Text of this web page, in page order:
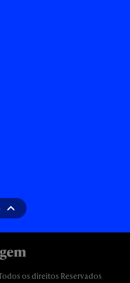
os direitos Reservados